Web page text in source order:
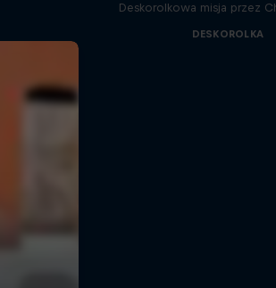
Deskorolkowa misja przez
DESKOROLKA